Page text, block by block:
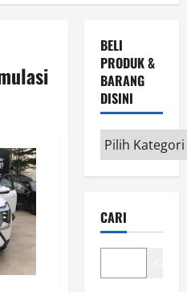
BELI
PRODUK &
BARANG
DISINI
Beli
Produk
&
disini
CARI